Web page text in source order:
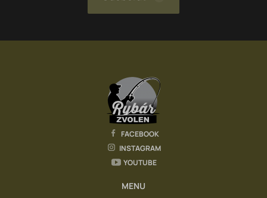
FACEBOOK
INSTAGRAM
YOUTUBE
MENU